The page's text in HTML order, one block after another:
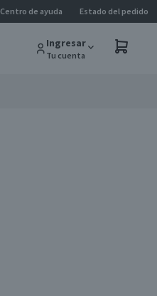
Centro de ayuda Estado del pedido
Ingresar
Tu cuenta